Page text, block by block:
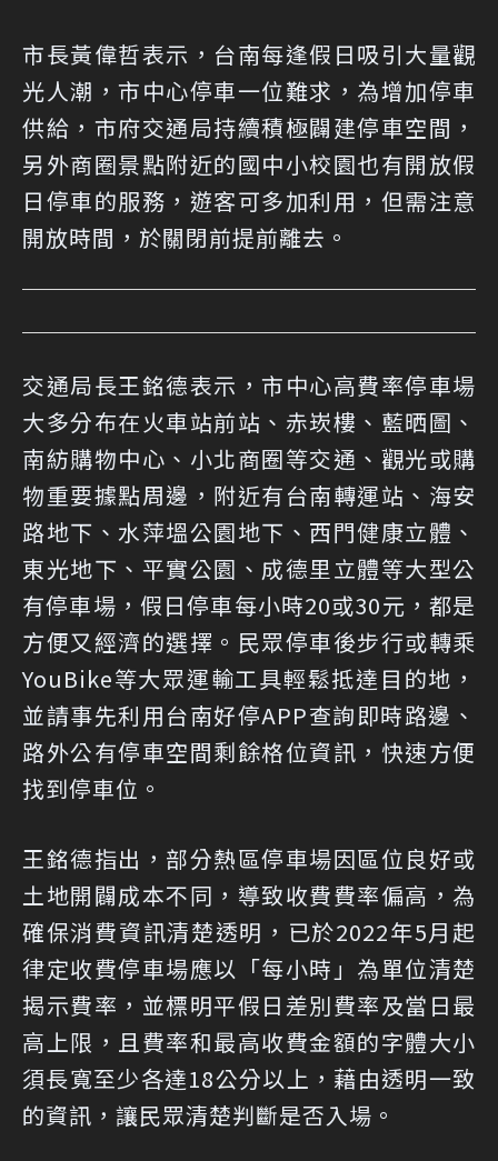
市長黃偉哲表示，台南每逢假日吸引大量觀
光人潮，市中心停車一位難求，為增加停車
供給，市府交通局持續積極闢建停車空間，
另外商圈景點附近的國中小校園也有開放假
日停車的服務，遊客可多加利用，但需注意
開放時間，於關閉前提前離去。
交通局長王銘德表示，市中心高費率停車場
大多分布在火車站前站、赤崁樓、藍晒圖、
南紡購物中心、小北商圈等交通、觀光或購
物重要據點周邊，附近有台南轉運站、海安
路地下、水萍塭公園地下、西門健康立體、
東光地下、平實公園、成德里立體等大型公
有停車場，假日停車每小時20或30元，都是
方便又經濟的選擇。民眾停車後步行或轉乘
YouBike等大眾運輸工具輕鬆抵達目的地，
並請事先利用台南好停APP查詢即時路邊、
路外公有停車空間剩餘格位資訊，快速方便
找到停車位。
王銘德指出，部分熱區停車場因區位良好或
土地開闢成本不同，導致收費費率偏高，為
確保消費資訊清楚透明，已於2022年5月起
律定收費停車場應以「每小時」為單位清楚
揭示費率，並標明平假日差別費率及當日最
高上限，且費率和最高收費金額的字體大小
須長寬至少各達18公分以上，藉由透明一致
的資訊，讓民眾清楚判斷是否入場。